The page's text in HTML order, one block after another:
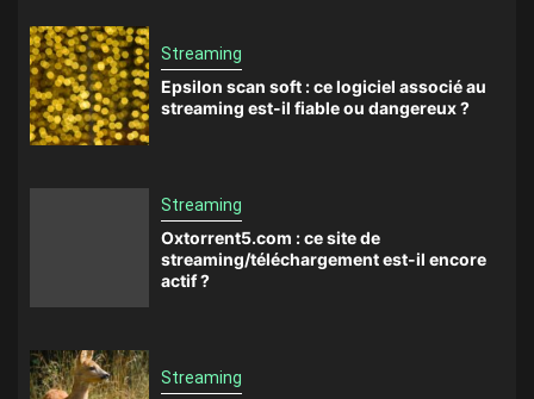
Streaming
Epsilon scan soft : ce logiciel associé au
streaming est-il fiable ou dangereux ?
Streaming
Oxtorrent5.com : ce site de
streaming/téléchargement est-il encore
actif ?
Streaming